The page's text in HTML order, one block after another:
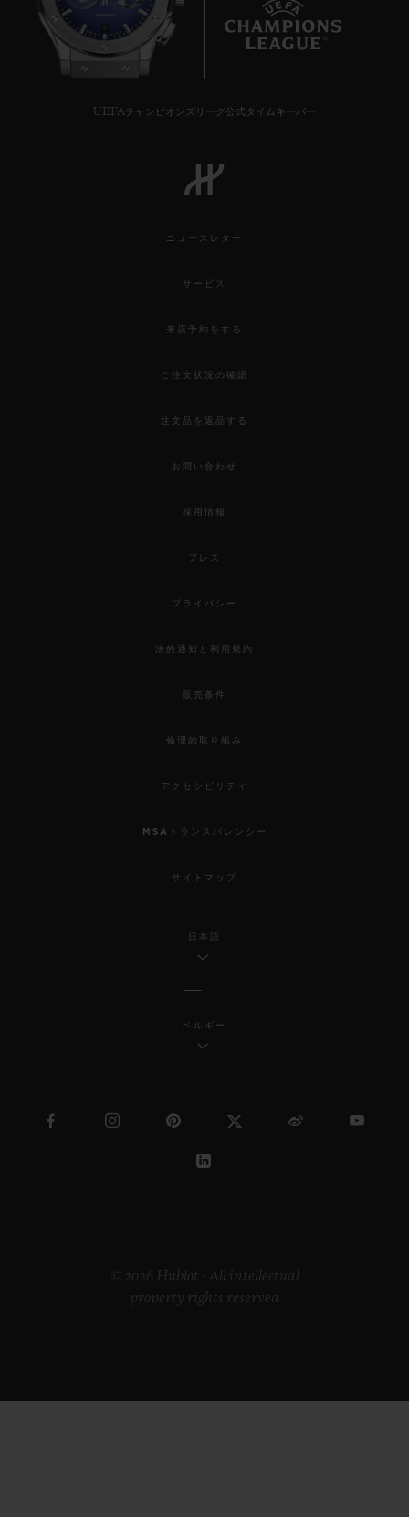
UEFAチャンピオンズリーグ公式タイムキーパー
ニュースレター
サービス
来店予約をする
ご注文状況の確認
注文品を返品する
お問い合わせ
採用情報
プレス
プライバシー
法的通知と利用規約
販売条件
倫理的取り組み
アクセシビリティ
MSAトランスパレンシー
サイトマップ
日本語
ベルギー
© 2026 Hublot - All intellectual
property rights reserved